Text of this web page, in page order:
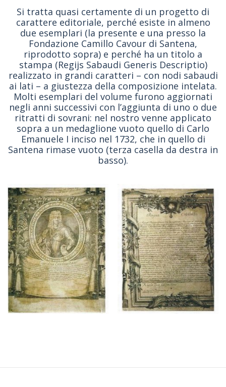
Si tratta quasi certamente di un progetto di
carattere editoriale, perché esiste in almeno
due esemplari (la presente e una presso la
Fondazione Camillo Cavour di Santena,
riprodotto sopra) e perché ha un titolo a
stampa (Regijs Sabaudi Generis Descriptio)
realizzato in grandi caratteri – con nodi sabaudi
ai lati – a giustezza della composizione intelata.
Molti esemplari del volume furono aggiornati
negli anni successivi con l’aggiunta di uno o due
ritratti di sovrani: nel nostro venne applicato
sopra a un medaglione vuoto quello di Carlo
Emanuele I inciso nel 1732, che in quello di
Santena rimase vuoto (terza casella da destra in
basso).